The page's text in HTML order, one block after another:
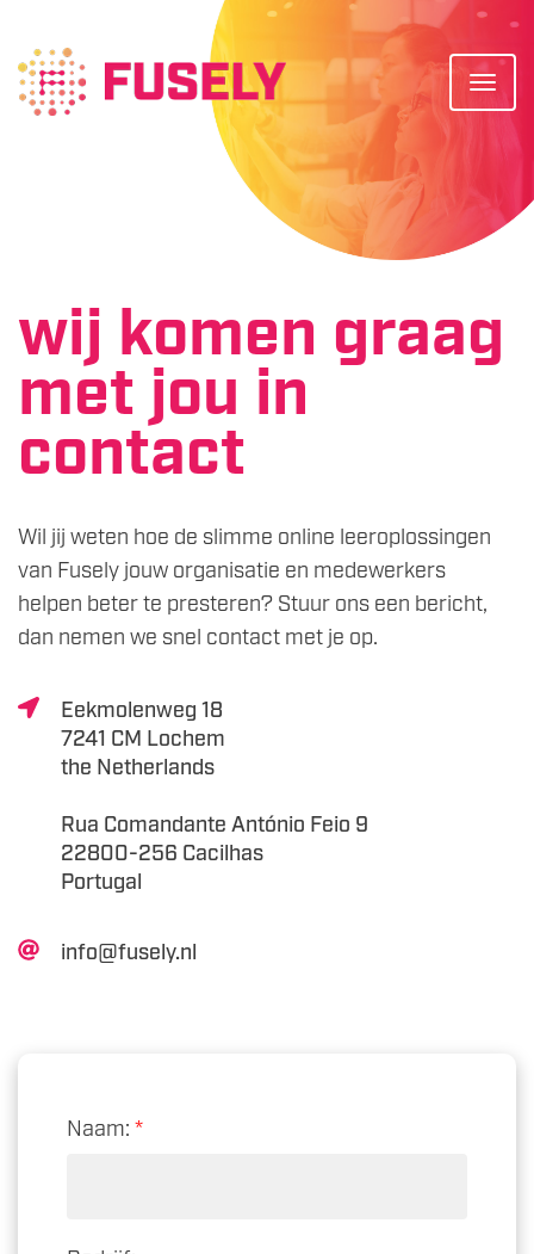
wij komen graag
met jou in
contact
Wil jij weten hoe de slimme online leeroplossingen
van Fusely jouw organisatie en medewerkers
helpen beter te presteren? Stuur ons een bericht,
dan nemen we snel contact met je op.
Eekmolenweg 18
7241 CM Lochem
the Netherlands
Rua Comandante António Feio 9
22800-256 Cacilhas
Portugal
info@fusely.nl
Naam: *